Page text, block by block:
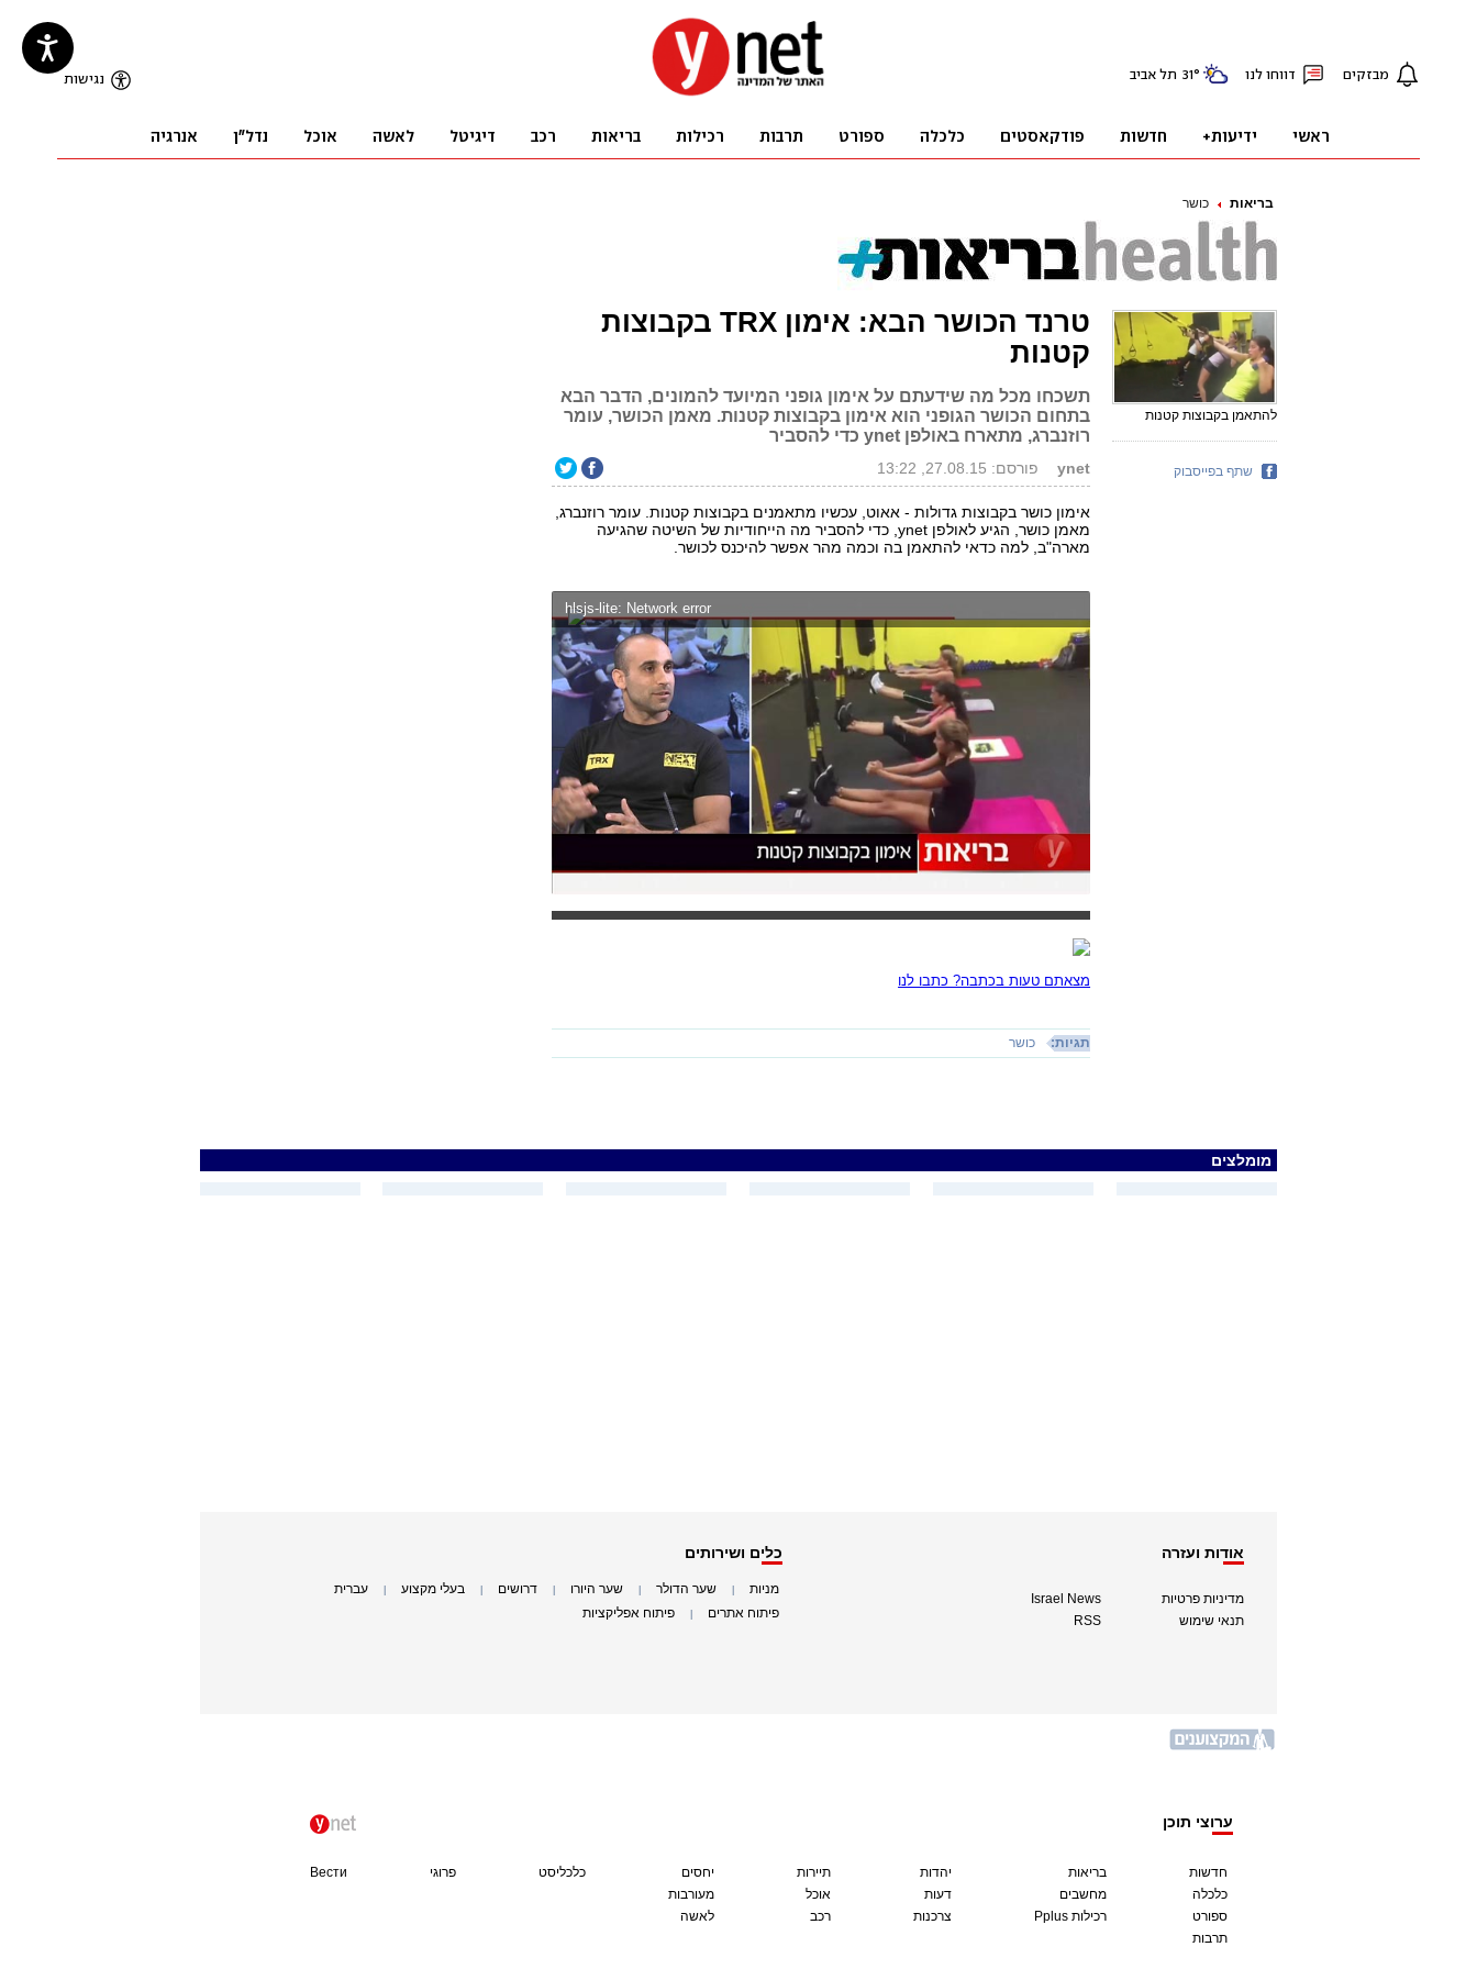
בריאות כושר
טרנד הכושר הבא: אימון TRX בקבוצות
קטנות
תשכחו מכל מה שידעתם על אימון גופני המיועד להמונים, הדבר הבא
בתחום הכושר הגופני הוא אימון בקבוצות קטנות. מאמן הכושר, עומר
רוזנברג, מתארח באולפן ynet כדי להסביר
ynet פורסם: 27.08.15, 13:22
אימון כושר בקבוצות גדולות - אאוט, עכשיו מתאמנים בקבוצות קטנות. עומר רוזנברג,
מאמן כושר, הגיע לאולפן ynet, כדי להסביר מה הייחודיות של השיטה שהגיעה
מארה"ב, למה כדאי להתאמן בה וכמה מהר אפשר להיכנס לכושר.
hlsjs-lite: Network error
מצאתם טעות בכתבה? כתבו לנו
תגיות: כושר
להתאמן בקבוצות קטנות
שתף בפייסבוק
מומלצים
אודות ועזרה
מדיניות פרטיות
תנאי שימוש
Israel News
RSS
כלים ושירותים
מניות שער הדולר שער היורו דרושים בעלי מקצוע עברית
פיתוח אתרים פיתוח אפליקציות
ערוצי תוכן
חדשות
כלכלה
ספורט
תרבות
בריאות
מחשבים
Pplus רכילות
יהדות
דעות
צרכנות
תיירות
אוכל
רכב
יחסים
מעורבות
לאשה
כלכליסט פרוגי Вести